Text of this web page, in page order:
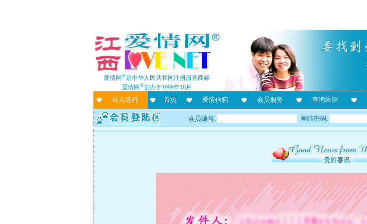
爱情网®是中华人民共和国注册服务商标
爱情网®创办于1999年10月
站点选择 首页 爱情信箱 会员服务 查询应征
会员编号: 登陆密码: